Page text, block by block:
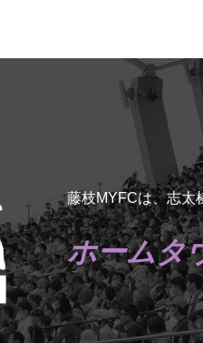
藤枝MYFCは、志太
ホームタ